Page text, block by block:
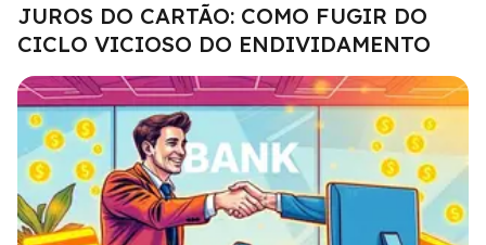
JUROS DO CARTÃO: COMO FUGIR DO
CICLO VICIOSO DO ENDIVIDAMENTO